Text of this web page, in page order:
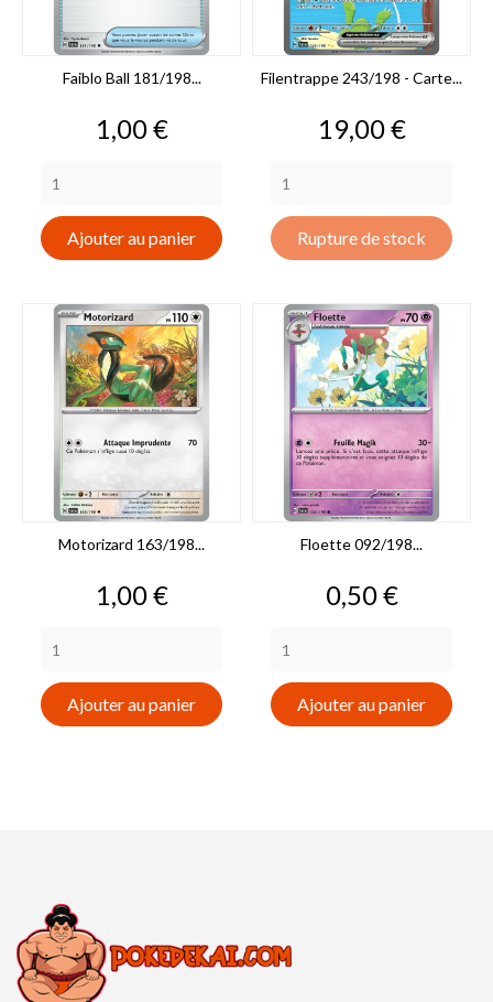
Faiblo Ball 181/198...
Prix
1,00 €
Ajouter au panier
Filentrappe 243/198 - Carte...
Prix
19,00 €
Rupture de stock
Motorizard 163/198...
Prix
1,00 €
Ajouter au panier
Floette 092/198...
Prix
0,50 €
Ajouter au panier